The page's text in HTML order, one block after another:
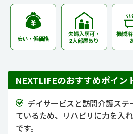
NEXTLIFEのおすすめポイン
デイサービスと訪問介護ステ
ているため、リハビリに力を入
です。